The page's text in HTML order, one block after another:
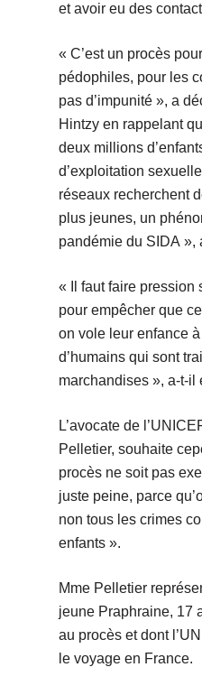
et avoir eu des
« C’est un procès
pédophiles, pour les
pas d’impunité », a
Hintzy en rappelant
deux millions
d’exploitation
réseaux recherchent
plus jeunes, un
pandémie du SIDA »,
« Il faut faire pression
pour empêcher que
on vole leur enfance
d’humains qui sont
marchandises », a-t-il
L’avocate de
Pelletier, souhaite
procès ne soit pas
juste peine, parce
non tous les crimes
enfants ».
Mme Pelletier
jeune Praphraine, 17
au procès et dont
le voyage en France.